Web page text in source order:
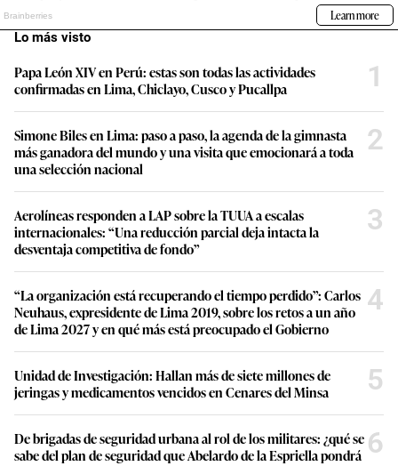
Lo más visto
Papa León XIV en Perú: estas son todas las actividades
confirmadas en Lima, Chiclayo, Cusco y Pucallpa
1
Simone Biles en Lima: paso a paso, la agenda de la gimnasta
más ganadora del mundo y una visita que emocionará a toda
una selección nacional
2
Aerolíneas responden a LAP sobre la TUUA a escalas
internacionales: “Una reducción parcial deja intacta la
desventaja competitiva de fondo”
3
“La organización está recuperando el tiempo perdido”: Carlos
Neuhaus, expresidente de Lima 2019, sobre los retos a un año
de Lima 2027 y en qué más está preocupado el Gobierno
4
Unidad de Investigación: Hallan más de siete millones de
jeringas y medicamentos vencidos en Cenares del Minsa
5
De brigadas de seguridad urbana al rol de los militares: ¿qué se
sabe del plan de seguridad que Abelardo de la Espriella pondrá 6